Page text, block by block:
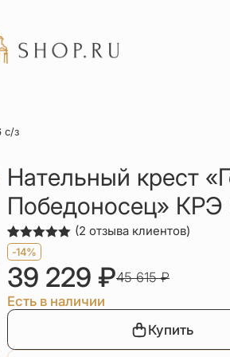
с/з
Нательный крест
Победоносец» КРЭ
Рейтинг
5.00из 5
на основе
опроса
2
пользователей
(2 отзыва клиентов)
-14%
39 229 ₽45 615₽
Есть в наличии
Купить